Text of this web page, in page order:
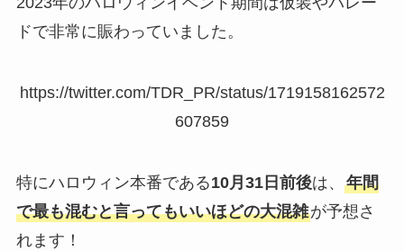
ドで非常に賑わっていました。
https://twitter.com/TDR_PR/status/1719158162572
607859
特にハロウィン本番である10月31日前後は、 年間
で最も混むと言ってもいいほどの大混雑が予想さ
れます！